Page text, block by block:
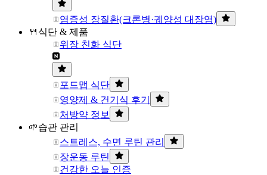
염증성 장질환(크론병·궤양성 대장염)
🍴식단 & 제품
위장 친화 식단
포드맵 식단
영양제 & 건기식 후기
처방약 정보
🌱습관 관리
스트레스, 수면 루틴 관리
장운동 루틴
건강한 오늘 인증